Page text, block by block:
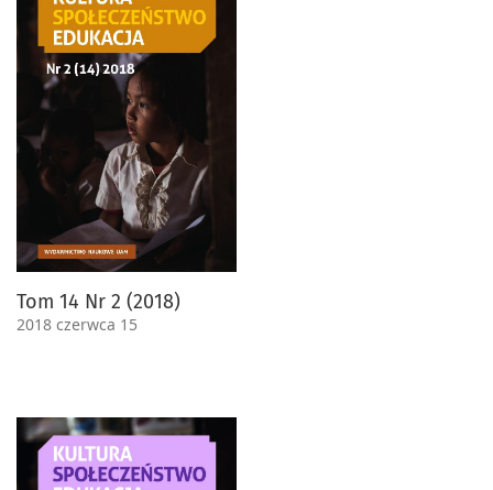
Tom 14 Nr 2 (2018)
2018 czerwca 15